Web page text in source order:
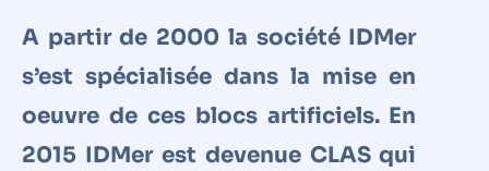
A partir de 2000 la société IDMer
s’est spécialisée dans la mise en
oeuvre de ces blocs artificiels. En
2015 IDMer est devenue CLAS qui